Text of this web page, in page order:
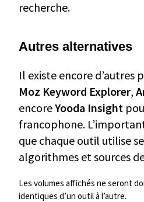
recherche.
Autres alternatives
Il existe encore
Moz Keyword Explorer,
encoreYooda Insight
francophone.
que chaque outil utilise
algorithmes et sources
Les volumes affichés ne seront
identiques d’un outil à l’autre.